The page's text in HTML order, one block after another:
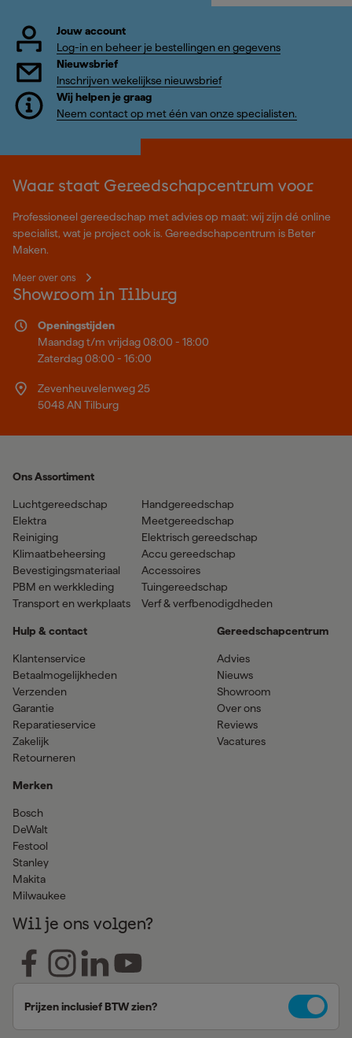
Jouw account
Log-in en beheer je bestellingen en gegevens
Nieuwsbrief
Inschrijven wekelijkse nieuwsbrief
Wij helpen je graag
Neem contact op met één van onze specialisten.
Waar staat Gereedschapcentrum voor
Professioneel gereedschap met advies op maat: wij zijn dé online
specialist, wat je project ook is. Gereedschapcentrum is Beter
Maken.
Meer over ons
Showroom in Tilburg
Openingstijden
Maandag t/m vrijdag 08:00 - 18:00
Zaterdag 08:00 - 16:00
Zevenheuvelenweg 25
5048 AN Tilburg
Ons Assortiment
Luchtgereedschap
Elektra
Reiniging
Klimaatbeheersing
Bevestigingsmateriaal
PBM en werkkleding
Transport en werkplaats
Handgereedschap
Meetgereedschap
Elektrisch gereedschap
Accu gereedschap
Accessoires
Tuingereedschap
Verf & verfbenodigdheden
Hulp & contact
Klantenservice
Betaalmogelijkheden
Verzenden
Garantie
Reparatieservice
Zakelijk
Retourneren
Merken
Bosch
DeWalt
Festool
Stanley
Makita
Milwaukee
Gereedschapcentrum
Advies
Nieuws
Showroom
Over ons
Reviews
Vacatures
Wil je ons volgen?
Prijzen inclusief BTW zien?